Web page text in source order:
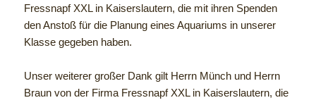
Fressnapf XXL in Kaiserslautern, die mit ihren Spenden
den Anstoß für die Planung eines Aquariums in unserer
Klasse gegeben haben.
Unser weiterer großer Dank gilt Herrn Münch und Herrn
Braun von der Firma Fressnapf XXL in Kaiserslautern, die